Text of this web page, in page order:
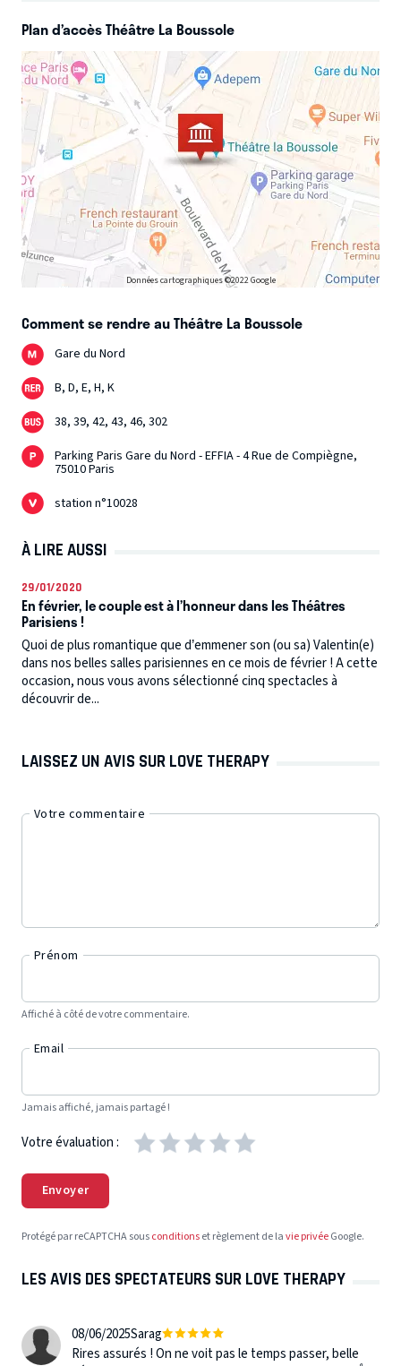
Plan d’accès Théâtre La Boussole
Données cartographiques ©2022 Google
Comment se rendre au Théâtre La Boussole
Gare du Nord
B, D, E, H, K
38, 39, 42, 43, 46, 302
Parking Paris Gare du Nord - EFFIA - 4 Rue de Compiègne,
75010 Paris
station n°10028
À LIRE AUSSI
29/01/2020
En février, le couple est à l’honneur dans les Théâtres
Parisiens !
Quoi de plus romantique que d’emmener son (ou sa) Valentin(e)
dans nos belles salles parisiennes en ce mois de février ! A cette
occasion, nous vous avons sélectionné cinq spectacles à
découvrir de...
LAISSEZ UN AVIS SUR LOVE THERAPY
Votre commentaire
Prénom
Affiché à côté de votre commentaire.
Email
Jamais affiché, jamais partagé !
Votre évaluation :
Envoyer
Protégé par reCAPTCHA sousconditionset règlement de lavie privéeGoogle.
LES AVIS DES SPECTATEURS SUR LOVE THERAPY
08/06/2025Sarag
Rires assurés ! On ne voit pas le temps passer, belle